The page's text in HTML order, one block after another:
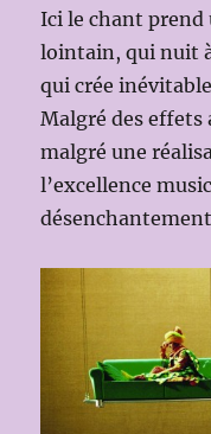
Ici le chant prend
lointain, qui nuit
qui crée
Malgré des effets
malgré une
l’excellence